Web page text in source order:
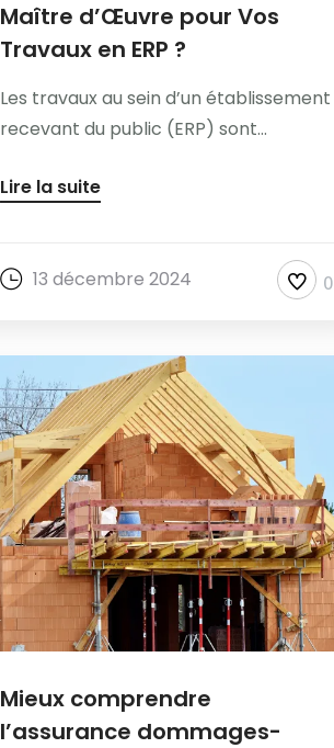
Maître d’Œuvre pour Vos
Travaux en ERP ?
Les travaux au sein d’un établissement
recevant du public (ERP) sont...
Lire la suite
13 décembre 2024 0
Mieux comprendre
l’assurance dommages-